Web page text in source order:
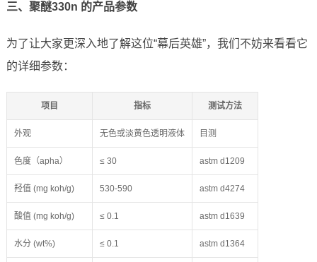
三、聚醚330n 的产品参数
为了让大家更深入地了解这位“幕后英雄”，我们不妨来看看它
的详细参数：
项目 指标 测试方法
外观 无色或淡黄色透明液体 目测
色度（apha） ≤ 30 astm d1209
羟值 (mg koh/g) 530-590 astm d4274
酸值 (mg koh/g) ≤ 0.1 astm d1639
水分 (wt%) ≤ 0.1 astm d1364